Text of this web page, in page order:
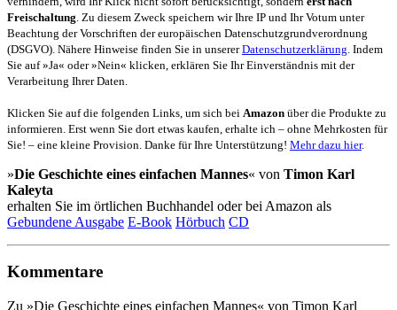
Freischaltung . Zu diesem Zweck speichern wir Ihre IP und Ihr Votum unter
Beachtung der Vorschriften der europäischen Datenschutzgrundverordnung
(DSGVO). Nähere Hinweise finden Sie in unsererDatenschutzerklärung . Indem
Sie auf »Ja« oder »Nein« klicken, erklären Sie Ihr Einverständnis mit der
Verarbeitung Ihrer Daten.
Klicken Sie auf die folgenden Links, um sich bei Amazon über die Produkte zu
informieren. Erst wenn Sie dort etwas kaufen, erhalte ich – ohne Mehrkosten für
Sie! – eine kleine Provision. Danke für Ihre Unterstützung! Mehr dazu hier.
»Die Geschichte eines einfachen Mannes« von Timon Karl
Kaleyta
erhalten Sie im örtlichen Buchhandel oder bei Amazon als
Gebundene Ausgabe E-Book Hörbuch CD
Kommentare
Zu »Die Geschichte eines einfachen Mannes« von Timon Karl